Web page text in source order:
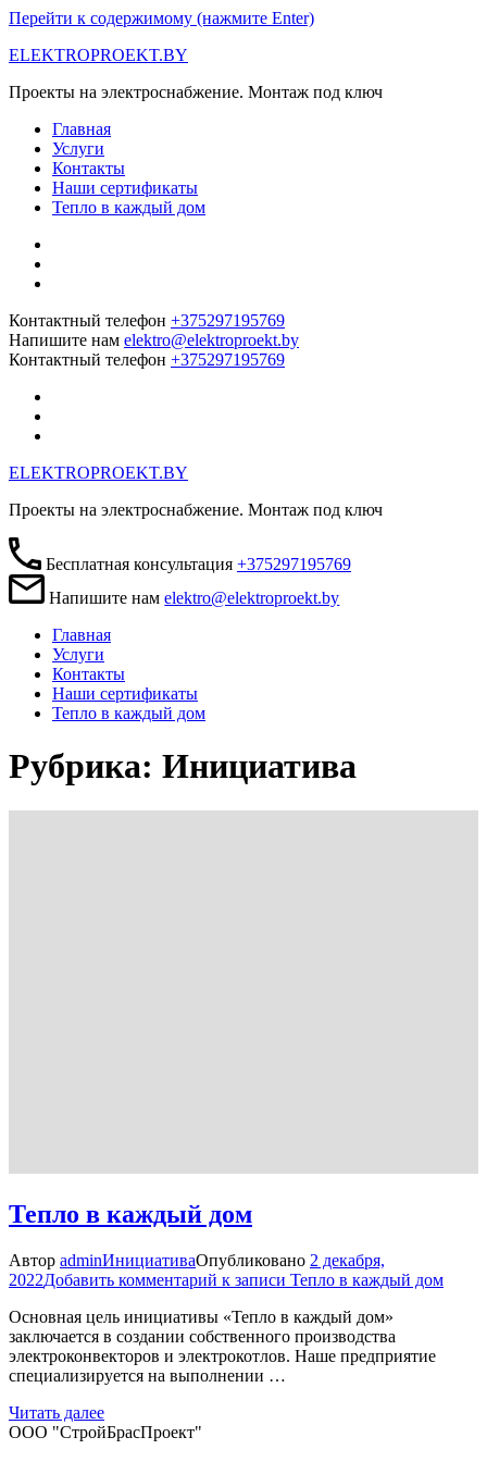
Перейти к содержимому (нажмите Enter)
ELEKTROPROEKT.BY
Проекты на электроснабжение. Монтаж под ключ
Главная
Услуги
Контакты
Наши сертификаты
Тепло в каждый дом
Контактный телефон +375297195769
Напишите нам elektro@elektroproekt.by
Контактный телефон +375297195769
ELEKTROPROEKT.BY
Проекты на электроснабжение. Монтаж под ключ
Бесплатная консультация +375297195769
Напишите намelektro@elektroproekt.by
Главная
Услуги
Контакты
Наши сертификаты
Тепло в каждый дом
Рубрика: Инициатива
Тепло в каждый дом
Автор adminИнициативаОпубликовано 2 декабря,
2022Добавить комментарий к записи Тепло в каждый дом
Основная цель инициативы «Тепло в каждый дом»
заключается в создании собственного производства
электроконвекторов и электрокотлов. Наше предприятие
специализируется на выполнении …
Читать далее
ООО "СтройБрасПроект"